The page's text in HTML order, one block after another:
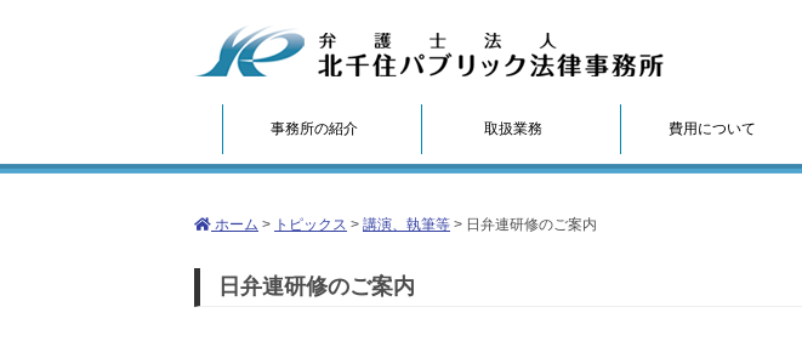
事務所の紹介 取扱業務 費用について
ホーム > トピックス > 講演、執筆等 > 日弁連研修のご案内
日弁連研修のご案内